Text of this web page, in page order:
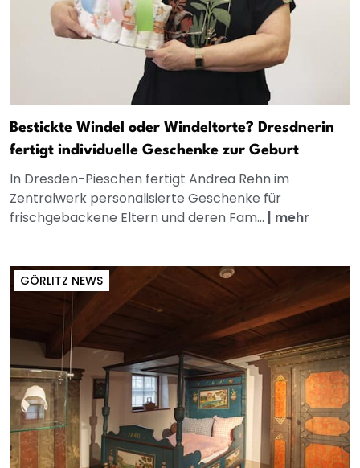
Bestickte Windel oder Windeltorte? Dresdnerin
fertigt individuelle Geschenke zur Geburt
In Dresden-Pieschen fertigt Andrea Rehn im
Zentralwerk personalisierte Geschenke für
frischgebackene Eltern und deren Fam... | mehr
GÖRLITZ NEWS